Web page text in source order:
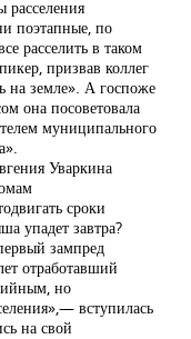
поэтапные, по
расселить в таком
призвав коллег
на земле». А госпоже
она посоветовала
муниципального
Уваркина
сроки
упадет завтра?
зампред
отработавший
но
вступилась
на свой